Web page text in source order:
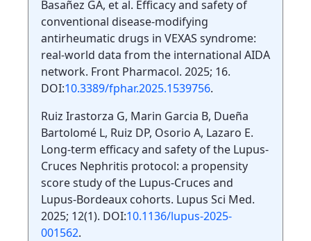
Basañez GA, et al. Efficacy and safety of
conventional disease-modifying
antirheumatic drugs in VEXAS syndrome:
real-world data from the international AIDA
network. Front Pharmacol. 2025; 16.
DOI:10.3389/fphar.2025.1539756.
Ruiz Irastorza G, Marin Garcia B, Dueña
Bartolomé L, Ruiz DP, Osorio A, Lazaro E.
Long-term efficacy and safety of the Lupus-
Cruces Nephritis protocol: a propensity
score study of the Lupus-Cruces and
Lupus-Bordeaux cohorts. Lupus Sci Med.
2025; 12(1). DOI:10.1136/lupus-2025-
001562.